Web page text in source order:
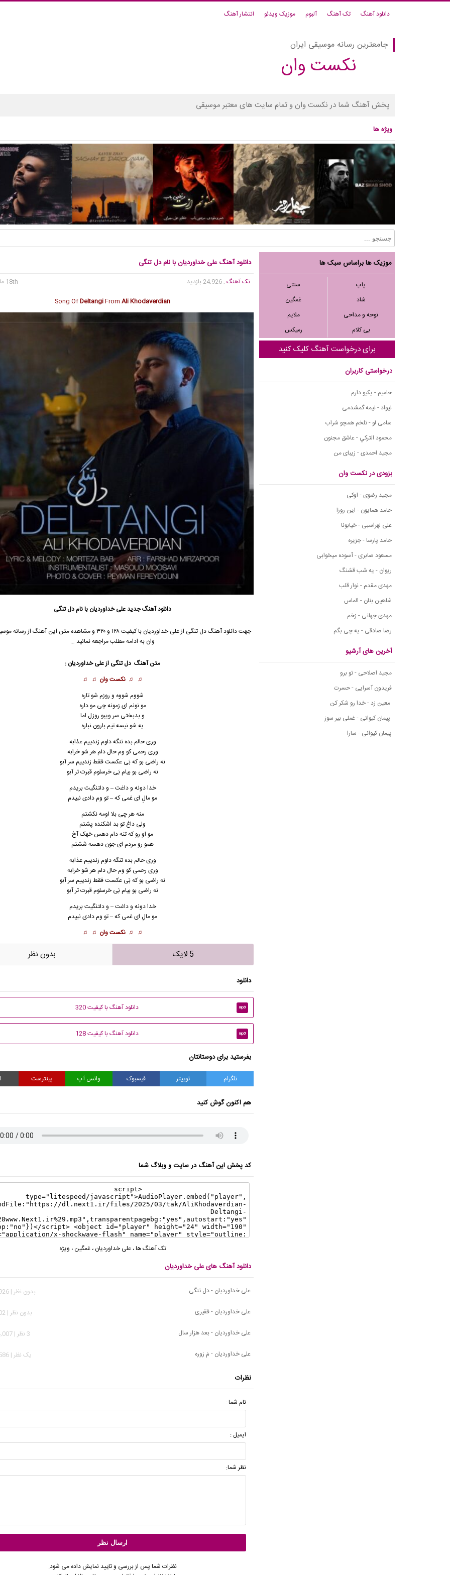
دانلود آهنگ تک آهنگ آلبوم موزیک ویدئو انتشار آهنگ
جامعترین رسانه موسیقی ایران
نکست وان
پخش آهنگ شما در نکست وان و تمام سایت های معتبر موسیقی
ویژه ها
موزیک ها براساس سبک ها
پاپ
سنتی
شاد
غمگین
نوحه و مداحی
ملایم
بی کلام
رمیکس
برای درخواست آهنگ کلیک کنید
درخواستی کاربران
حامیم - یکیو دارم
نیواد - نیمه گمشدمی
سامی لو - تلخم همچو شراب
محمود التركي - عاشق مجنون
مجید احمدی - زیبای من
بزودی در نکست وان
مجید رضوی - اوکی
حامد همایون - این روزا
علی لهراسبی - خیابونا
حامد پارسا - جزیره
مسعود صابری - آسوده میخوابی
ریوان - یه شب قشنگ
مهدی مقدم - نوار قلب
شاهین بنان - الماس
مهدی جهانی - زخم
رضا صادقی - یه چی بگم
آخرین های آرشیو
مجید اصلاحی - تو برو
فریدون آسرایی - حسرت
معین زد - خدا رو شکر کن
پیمان کیوانی - غملی بیر سوز
پیمان کیوانی - سارا
دانلود آهنگ علی خداوردیان با نام دل تنگی
تک آهنگ, 24,926 بازدید
18th مارس 2025
Song OfDeltangiFromAli Khodaverdian
دانلود آهنگ جدیدعلی خداوردیان با نام دل تنگی
جهت دانلود آهنگ دل تنگی ازعلی خداوردیان
با کیفیت ۱۲۸ و ۳۲۰ و مشاهده متن این آهنگ از
وان به ادامه مطلب مراجعه نمائید …
متن آهنگ دل تنگی ازعلی خداوردیان :
♫ ♫ نکست وان ♫ ♫
شووم‌ شووه و روزم شو تاره
مو نونم ای زمونه چی مو داره
و بدبختی سر ویبو روزل اما
یه شو نیسه تیم بارون نباره
وری حالم بده تنگه دلوم زندییم عذابه
وری رحمی کو وم حال دلم هر شو خرابه
نه راضی بو که بَی عکست فقط زندییم سر آبو
نه راضی بو بیام بَی خرسلوم قبرت تر آبو
خدا دونه و داغت – و دلتنگیت بریدم
مو مالِ ای غمی که – تو وم دادی نبیدم
منه هر چی بلا اومه نکشتم
ولی داغ تو بد اشکنده پشتم
مو او رو که تنه دام دهس خهک آخ
همو رو مردم ای جون دهسه ششتم
وری حالم بده تنگه دلوم زندییم عذابه
وری رحمی کو وم حال دلم هر شو خرابه
نه راضی بو که بَی عکست فقط زندییم سر آبو
نه راضی بو بیام بَی خرسلوم قبرت تر آبو
خدا دونه و داغت – و دلتنگیت بریدم
مو مالِ ای غمی که – تو وم دادی نبیدم
♫ ♫ نکست وان ♫ ♫
5 لایک بدون نظر
دانلود
mp3 دانلود آهنگ با کیفیت 320
mp3 دانلود آهنگ با کیفیت 128
بفرستید برای دوستانتان
تلگرام توییتر فیسبوک واتس آپ پینترست
هم اکنون گوش کنید
کد پخش این آهنگ در سایت و وبلاگ شما
تک آهنگ ها،علی خداوردیان ،غمگین ، ویژه
دانلود آهنگ های علی خداوردیان
علی خداوردیان - دل تنگی
بدون نظر | 24,926 بازدید
علی خداوردیان - فقیری
بدون نظر | 9,502 بازدید
علی خداوردیان - بعد هزار سال
3 نظر | 104,007 بازدید
علی خداوردیان - مَ زوره
يک نظر | 22,586 بازدید
نظرات
نام شما :
ایمیل :
نظر شما:
نظرات شما پس از بررسی و تایید نمایش داده می شود.